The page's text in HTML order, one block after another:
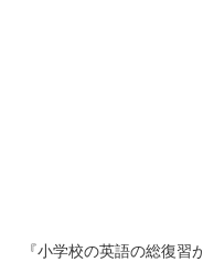
『小学校の英語の総復